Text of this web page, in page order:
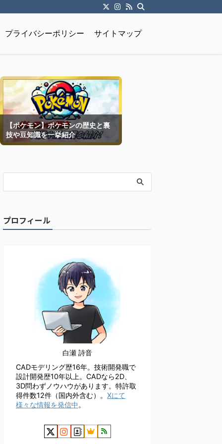
プライバシーポリシー サイトマップ
【ポケモン】ポケモンの歴史と裏
技や豆知識を一挙紹介
プロフィール
白瀬 詩音
CADモデリング歴16年。技術開発職で
設計開発歴10年以上。CADなら2D、
3D問わずノウハウがあります。特許取
得件数12件（国内外含む）。 Xにて
様々な情報を発信中 。